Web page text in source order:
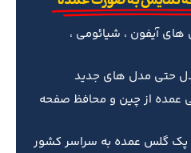
آیفون ، شیائومی ،
عمده از چین و محافظ صفحه
پک گلس عمده به سراسر کشور